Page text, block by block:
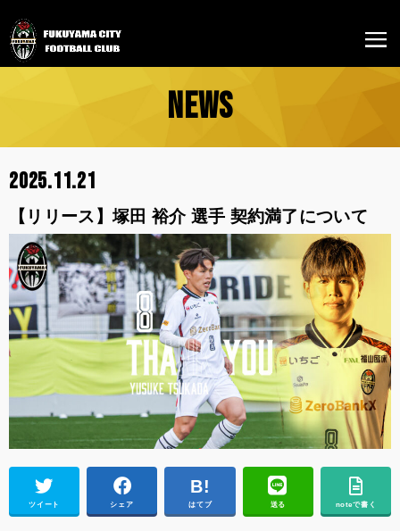
NEWS
2025.11.21
【リリース】塚田 裕介 選手 契約満了について
ツイート シェア はてブ 送る noteで書く